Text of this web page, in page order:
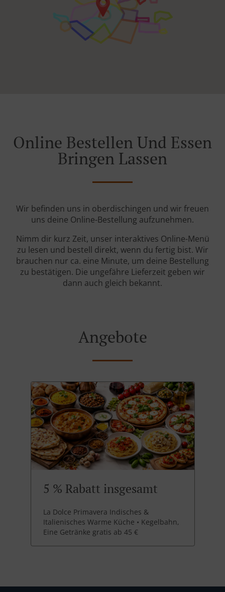
Online Bestellen Und Essen
Bringen Lassen
Wir befinden uns in oberdischingen und wir freuen
uns deine Online-Bestellung aufzunehmen.
Nimm dir kurz Zeit, unser interaktives Online-Menü
zu lesen und bestell direkt, wenn du fertig bist. Wir
brauchen nur ca. eine Minute, um deine Bestellung
zu bestätigen. Die ungefähre Lieferzeit geben wir
dann auch gleich bekannt.
Angebote
5 % Rabatt insgesamt
La Dolce Primavera Indisches &
Italienisches Warme Küche • Kegelbahn,
Eine Getränke gratis ab 45 €